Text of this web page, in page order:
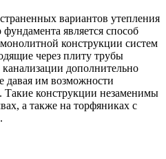
вариантов утепления
является способ
конструкции систем
через плиту трубы
дополнительно
давая им возможности
конструкции незаменимы
а также на торфяниках с